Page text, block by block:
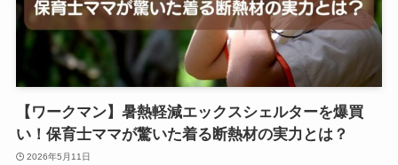
【ワークマン】暑熱軽減エックスシェルターを爆買
い！保育士ママが驚いた着る断熱材の実力とは？
2026年5月11日